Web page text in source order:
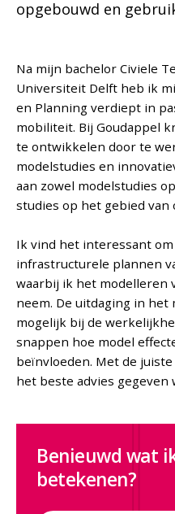
opgebouwd en
Na mijn bachelor Civiele
Universiteit Delft heb ik
en Planning verdiept in
mobiliteit. Bij Goudappel
te ontwikkelen door te
modelstudies en
aan zowel modelstudies
studies op het gebied van
Ik vind het interessant
infrastructurele plannen
waarbij ik het modelleren
neem. De uitdaging in
mogelijk bij de
snappen hoe model
beïnvloeden. Met de
het beste advies gegeven
Benieuwd wat
betekenen?